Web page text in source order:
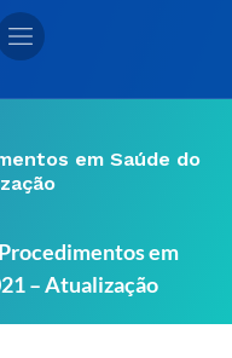
em Saúde do
em
– Atualização